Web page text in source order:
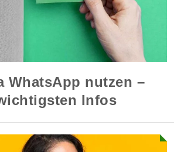
WhatsApp nutzen –
Infos